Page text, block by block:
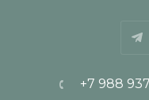
+7 988